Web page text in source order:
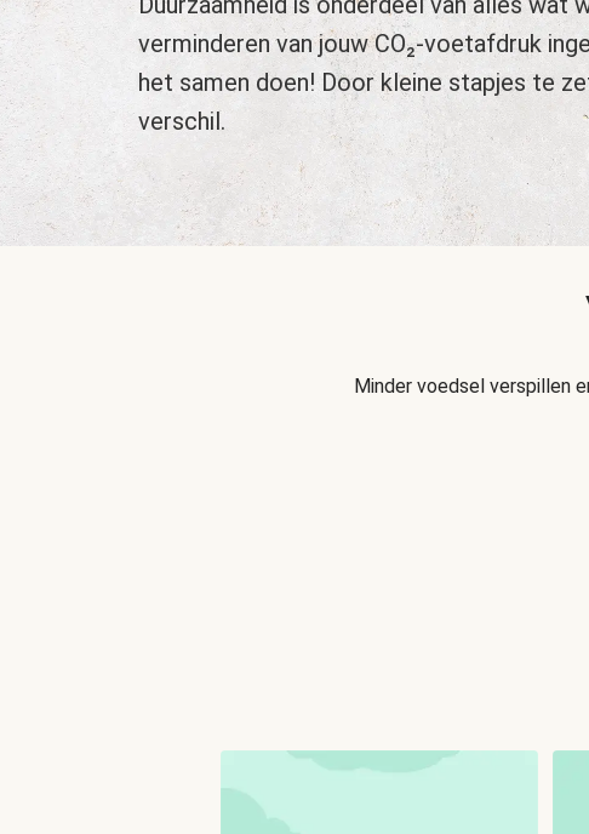
verminderen van jouw CO₂-voetafdruk
het samen doen! Door kleine stapjes te
verschil.
Minder voedsel verspillen